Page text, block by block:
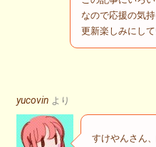
なので応援の気
更新楽しみにして
yucovin より
すけやんさん